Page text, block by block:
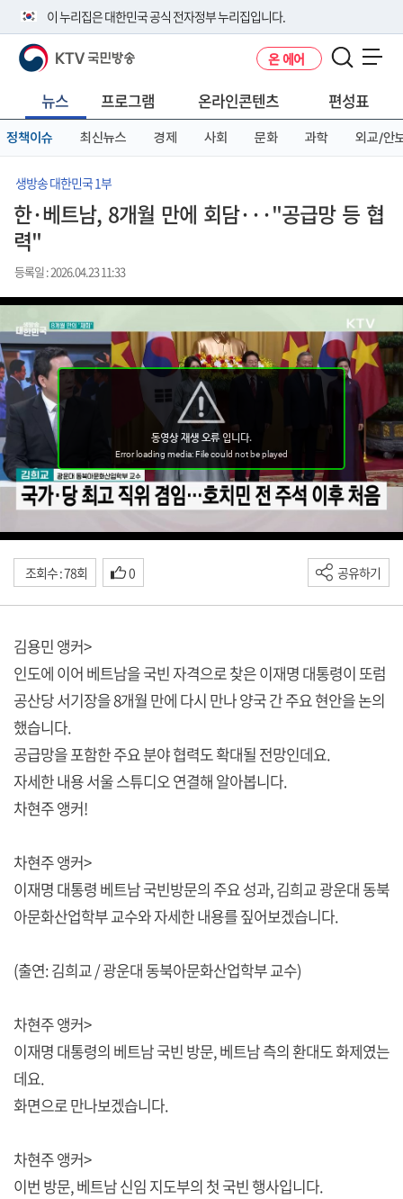
기
이 누리집은 대한민국 공식 전자정부 누리집입니다.
공식 누리집 주소 확인하기
니다.
이밖에 or.kr 또는 .kr등 다른 도메인 주소를 사용하고 있다면 아래 URL에
서 도메인 주소를 확인해 보세요
KTV 국민방송 온 에어
뉴스 프로그램 온라인콘텐츠 편성표
정책이슈 최신뉴스 경제 사회 문화 과학 외교/안
생방송 대한민국 1부
한·베트남, 8개월 만에 회담···"공급망 등 협
력"
등록일 : 2026.04.23 11:33
조회수 : 78회 0 공유하기
김용민 앵커>
인도에 이어 베트남을 국빈 자격으로 찾은 이재명 대통령이 또럼
공산당 서기장을 8개월 만에 다시 만나 양국 간 주요 현안을 논의
했습니다.
공급망을 포함한 주요 분야 협력도 확대될 전망인데요.
자세한 내용 서울 스튜디오 연결해 알아봅니다.
차현주 앵커!
차현주 앵커>
이재명 대통령 베트남 국빈방문의 주요 성과, 김희교 광운대 동북
아문화산업학부 교수와 자세한 내용를 짚어보겠습니다.
(출연: 김희교 / 광운대 동북아문화산업학부 교수)
차현주 앵커>
이재명 대통령의 베트남 국빈 방문, 베트남 측의 환대도 화제였는
데요.
화면으로 만나보겠습니다.
차현주 앵커>
이번 방문, 베트남 신임 지도부의 첫 국빈 행사입니다.